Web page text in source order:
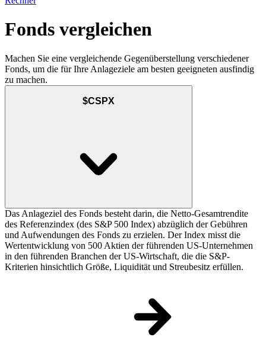
Fonds vergleichen
Machen Sie eine vergleichende Gegenüberstellung verschiedener
Fonds, um die für Ihre Anlageziele am besten geeigneten ausfindig
zu machen.
$CSPX
Das Anlageziel des Fonds besteht darin, die Netto-Gesamtrendite
des Referenzindex (des S&P 500 Index) abzüglich der Gebühren
und Aufwendungen des Fonds zu erzielen. Der Index misst die
Wertentwicklung von 500 Aktien der führenden US-Unternehmen
in den führenden Branchen der US-Wirtschaft, die die S&P-
Kriterien hinsichtlich Größe, Liquidität und Streubesitz erfüllen.